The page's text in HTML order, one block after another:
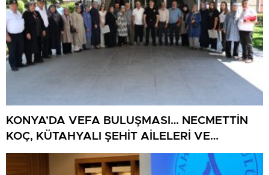
KONYA’DA VEFA BULUŞMASI… NECMETTİN
KOÇ, KÜTAHYALI ŞEHİT AİLELERİ VE
GAZİLERİ AĞIRLADI